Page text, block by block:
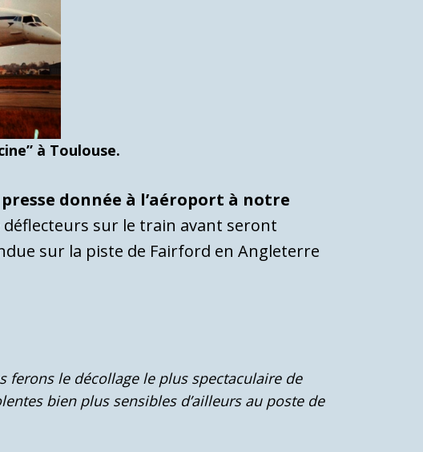
à Toulouse.
donnée à l’aéroport à notre
déflecteurs sur le train avant seront
sur la piste de Fairford en Angleterre
ferons le décollage le plus spectaculaire de
bien plus sensibles d’ailleurs au poste de